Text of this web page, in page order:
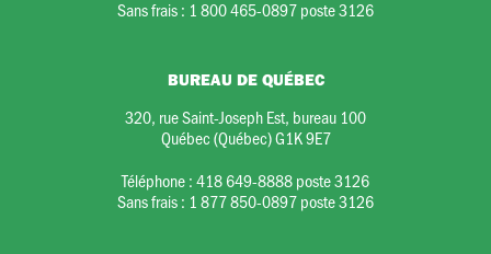
Sans frais : 1 800 465-0897 poste 3126
BUREAU DE QUÉBEC
320, rue Saint-Joseph Est, bureau 100
Québec (Québec) G1K 9E7
Téléphone :418 649-8888 poste 3126
Sans frais : 1 877 850-0897 poste 3126